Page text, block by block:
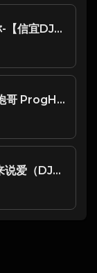
黎明 - 特别的歌给特别的你-【信宜DJ小叶Mix2024】
梅朵 - 总以为来日方长(Dj炮哥 ProgHouse Rmx 2024)
海生 & 王斐斐 - 三言两语来说爱（DJ小罗 ProgHouse Rmx 2021）